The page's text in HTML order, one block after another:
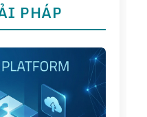
PHÁP